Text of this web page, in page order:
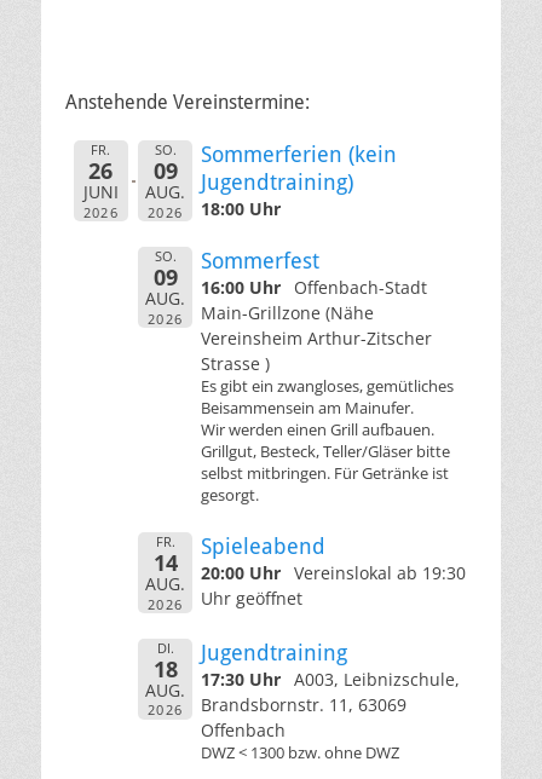
Anstehende Vereinstermine:
FR.
26
JUNI
2026
SO.
09
AUG.
2026
Sommerferien (kein
Jugendtraining)
18:00 Uhr
SO.
09
AUG.
2026
Sommerfest
16:00 Uhr
Offenbach-Stadt
Main-Grillzone (Nähe
Vereinsheim Arthur-Zitscher
Strasse )
Es gibt ein zwangloses, gemütliches
Beisammensein am Mainufer.
Wir werden einen Grill aufbauen.
Grillgut, Besteck, Teller/Gläser bitte
selbst mitbringen. Für Getränke ist
gesorgt.
FR.
14
AUG.
2026
Spieleabend
20:00 Uhr Vereinslokal ab 19:30
Uhr geöffnet
DI.
18
AUG.
2026
Jugendtraining
17:30 Uhr A003, Leibnizschule,
Brandsbornstr. 11, 63069
Offenbach
DWZ < 1300 bzw. ohne DWZ